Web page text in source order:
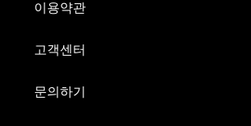
이용약관
고객센터
문의하기